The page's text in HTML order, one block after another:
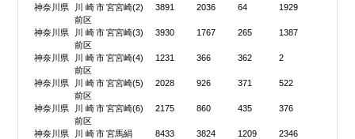
神奈川県
川崎市宮
前区
宮崎(2) 3891 2036 64 1929
神奈川県
川崎市宮
前区
宮崎(3) 3930 1767 265 1387
神奈川県
川崎市宮
前区
宮崎(4) 1231 366 362 2
神奈川県
川崎市宮
前区
宮崎(5) 2028 926 371 522
神奈川県
川崎市宮
前区
宮崎(6) 2175 860 435 376
神奈川県
川崎市宮馬絹 8433 3824 1209 2346